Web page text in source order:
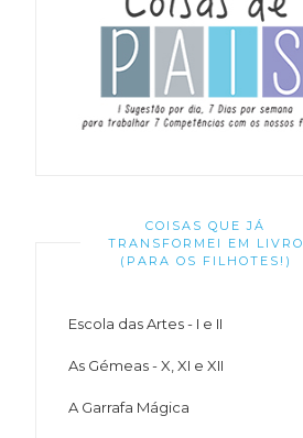
COISAS QUE JÁ
TRANSFORMEI EM LIVRO
(PARA OS FILHOTES!)
Escola das Artes - I e II
As Gémeas - X, XI e XII
A Garrafa Mágica